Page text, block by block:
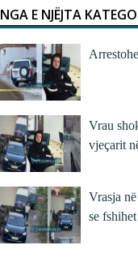
NGA E NJËJTA
Vrau
vjeçarit
Vrasja
se